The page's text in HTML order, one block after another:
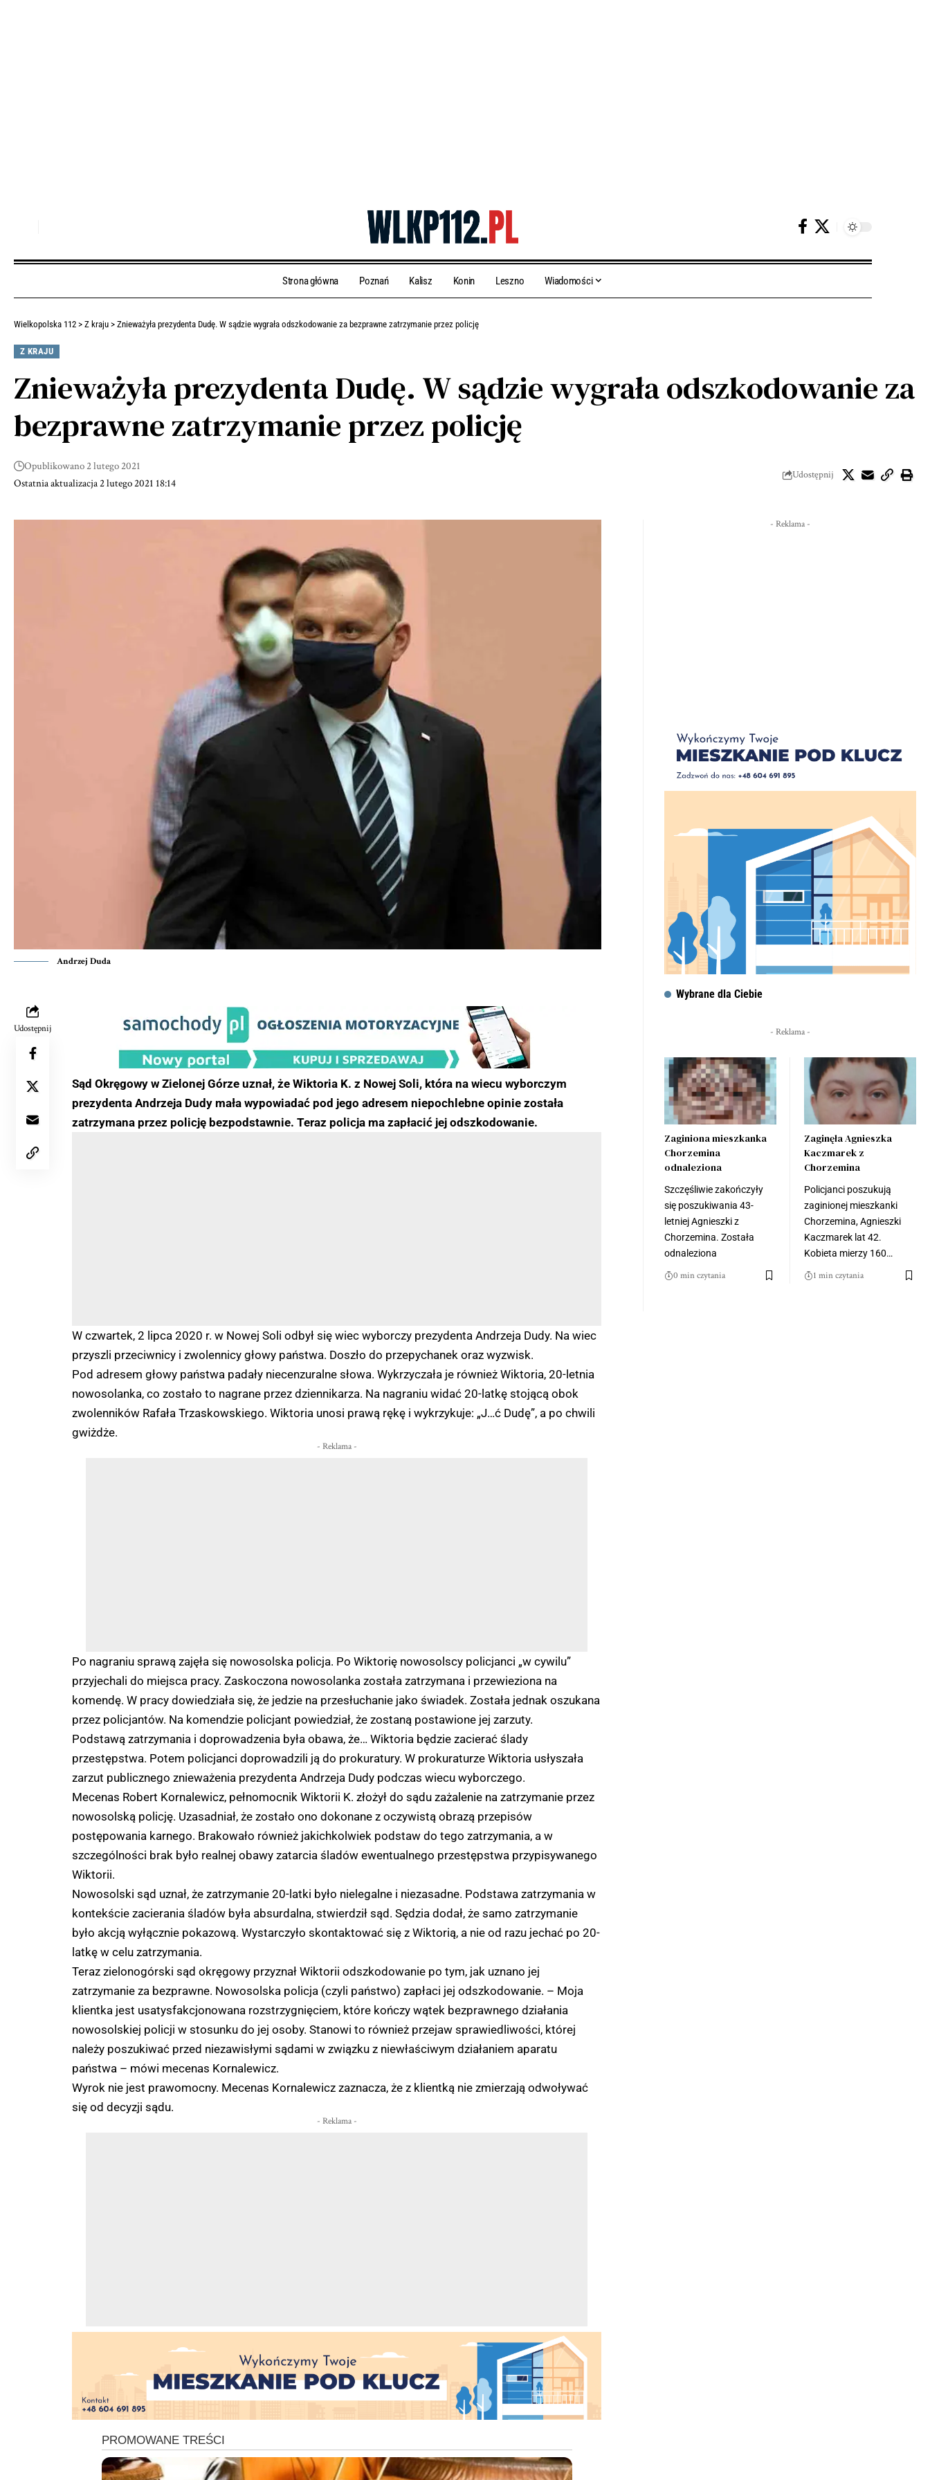
Strona główna Poznań Kalisz Konin Leszno Wiadomości
Wielkopolska 112 > Z kraju > Znieważyła prezydenta Dudę. W sądzie wygrała odszkodowanie za bezprawne zatrzymanie przez policję
Z KRAJU
Znieważyła prezydenta Dudę. W sądzie wygrała odszkodowanie za
bezprawne zatrzymanie przez policję
Ostatnia aktualizacja 2 lutego 2021 18:14
Opublikowano 2 lutego 2021
Udostępnij
Andrzej Duda
Udostępnij
Sąd Okręgowy w Zielonej Górze uznał, że Wiktoria K. z Nowej Soli, która na wiecu wyborczym
prezydenta Andrzeja Dudy mała wypowiadać pod jego adresem niepochlebne opinie została
zatrzymana przez policję bezpodstawnie. Teraz policja ma zapłacić jej odszkodowanie.
W czwartek, 2 lipca 2020 r. w Nowej Soli odbył się wiec wyborczy prezydenta Andrzeja Dudy. Na wiec
przyszli przeciwnicy i zwolennicy głowy państwa. Doszło do przepychanek oraz wyzwisk.
Pod adresem głowy państwa padały niecenzuralne słowa. Wykrzyczała je również Wiktoria, 20-letnia
nowosolanka, co zostało to nagrane przez dziennikarza. Na nagraniu widać 20-latkę stojącą obok
zwolenników Rafała Trzaskowskiego. Wiktoria unosi prawą rękę i wykrzykuje: „J…ć Dudę”, a po chwili
gwiżdże.
- Reklama -
Po nagraniu sprawą zajęła się nowosolska policja. Po Wiktorię nowosolscy policjanci „w cywilu”
przyjechali do miejsca pracy. Zaskoczona nowosolanka została zatrzymana i przewieziona na
komendę. W pracy dowiedziała się, że jedzie na przesłuchanie jako świadek. Została jednak oszukana
przez policjantów. Na komendzie policjant powiedział, że zostaną postawione jej zarzuty.
Podstawą zatrzymania i doprowadzenia była obawa, że… Wiktoria będzie zacierać ślady
przestępstwa. Potem policjanci doprowadzili ją do prokuratury. W prokuraturze Wiktoria usłyszała
zarzut publicznego znieważenia prezydenta Andrzeja Dudy podczas wiecu wyborczego.
Mecenas Robert Kornalewicz, pełnomocnik Wiktorii K. złożył do sądu zażalenie na zatrzymanie przez
nowosolską policję. Uzasadniał, że zostało ono dokonane z oczywistą obrazą przepisów
postępowania karnego. Brakowało również jakichkolwiek podstaw do tego zatrzymania, a w
szczególności brak było realnej obawy zatarcia śladów ewentualnego przestępstwa przypisywanego
Wiktorii.
Nowosolski sąd uznał, że zatrzymanie 20-latki było nielegalne i niezasadne. Podstawa zatrzymania w
kontekście zacierania śladów była absurdalna, stwierdził sąd. Sędzia dodał, że samo zatrzymanie
było akcją wyłącznie pokazową. Wystarczyło skontaktować się z Wiktorią, a nie od razu jechać po 20-
latkę w celu zatrzymania.
Teraz zielonogórski sąd okręgowy przyznał Wiktorii odszkodowanie po tym, jak uznano jej
zatrzymanie za bezprawne. Nowosolska policja (czyli państwo) zapłaci jej odszkodowanie. – Moja
klientka jest usatysfakcjonowana rozstrzygnięciem, które kończy wątek bezprawnego działania
nowosolskiej policji w stosunku do jej osoby. Stanowi to również przejaw sprawiedliwości, której
należy poszukiwać przed niezawisłymi sądami w związku z niewłaściwym działaniem aparatu
państwa – mówi mecenas Kornalewicz.
Wyrok nie jest prawomocny. Mecenas Kornalewicz zaznacza, że z klientką nie zmierzają odwoływać
się od decyzji sądu.
- Reklama -
- Reklama -
Wybrane dla Ciebie
- Reklama -
Zaginiona mieszkanka
Chorzemina
odnaleziona
Szczęśliwie zakończyły
się poszukiwania 43-
letniej Agnieszki z
Chorzemina. Została
odnaleziona
0 min czytania
Zaginęła Agnieszka
Kaczmarek z
Chorzemina
Policjanci poszukują
zaginionej mieszkanki
Chorzemina, Agnieszki
Kaczmarek lat 42.
Kobieta mierzy 160…
1 min czytania